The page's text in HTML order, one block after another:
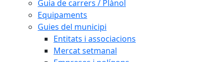
Guia de carrers / Plànol
Equipaments
Guies del municipi
Entitats i associacions
Mercat setmanal